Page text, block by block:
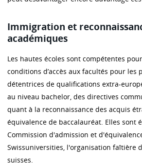
Immigration et
académiques
Les hautes écoles sont compétentes
conditions d’accès aux facultés pour les
détentrices de qualifications extra-
au niveau bachelor, des directives
quant à la reconnaissance des acquis
équivalence de baccalauréat. Elles sont
Commission d'admission et
Swissuniversities, l'organisation faîtière
suisses.